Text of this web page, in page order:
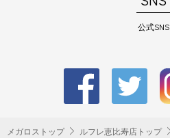
公式SNS
メガロストップ ルフレ恵比寿店トップ